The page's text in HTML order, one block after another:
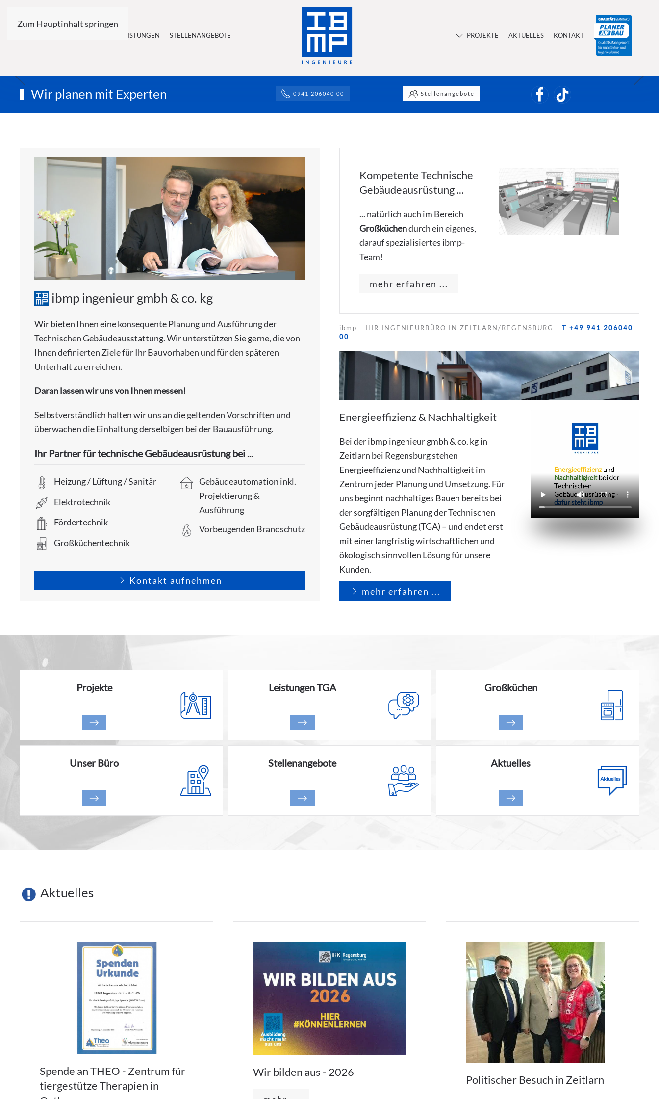
Zum Hauptinhalt springen
LEISTUNGEN STELLENANGEBOTE PROJEKTE AKTUELLES KONTAKT
ibmp ingenieur gmbh & co. kg
Interessiert an der Vielzahl unserer Bauprojekte?
Erfolgreich abgeschlossen
Wir planen mit Experten 0941 206040 00 Stellenangebote
ibmp ingenieur gmbh & co. kg
Wir bieten Ihnen eine konsequente Planung und Ausführung der
Technischen Gebäudeausstattung. Wir unterstützen Sie gerne, die von
Ihnen definierten Ziele für Ihr Bauvorhaben und für den späteren
Unterhalt zu erreichen.
Daran lassen wir uns von Ihnen messen!
Selbstverständlich halten wir uns an die geltenden Vorschriften und
überwachen die Einhaltung derselbigen bei der Bauausführung.
Ihr Partner für technische Gebäudeausrüstung bei ...
Heizung / Lüftung / Sanitär
Elektrotechnik
Fördertechnik
Großküchentechnik
Gebäudeautomation inkl.
Projektierung &
Ausführung
Vorbeugenden Brandschutz
Kontakt aufnehmen
Kompetente Technische
Gebäudeausrüstung ...
... natürlich auch im Bereich
Großküchendurch ein eigenes,
darauf spezialisiertes ibmp-
Team!
mehr erfahren ...
ibmp - IHR INGENIEURBÜRO IN ZEITLARN/REGENSBURG - T +49 941 206040
00
Energieeffizienz & Nachhaltigkeit
Bei der ibmp ingenieur gmbh & co. kg in
Zeitlarn bei Regensburg stehen
Energieeffizienz und Nachhaltigkeit im
Zentrum jeder Planung und Umsetzung. Für
uns beginnt nachhaltiges Bauen bereits bei
der sorgfältigen Planung der Technischen
Gebäudeausrüstung (TGA) – und endet erst
mit einer langfristig wirtschaftlichen und
ökologisch sinnvollen Lösung für unsere
Kunden.
mehr erfahren ...
Projekte Leistungen TGA Großküchen
Unser Büro Stellenangebote Aktuelles
Aktuelles
Spende an THEO - Zentrum für
tiergestütze Therapien in
Wir bilden aus - 2026
Politischer Besuch in Zeitlarn